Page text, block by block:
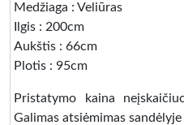
Medžiaga : Veliūras
Ilgis : 200cm
Aukštis : 66cm
Plotis : 95cm
Pristatymo kaina
Galimas atsiėmimas